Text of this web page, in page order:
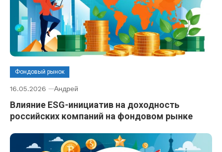
Фондовый рынок
16.05.2026 Андрей
Влияние ESG-инициатив на доходность
российских компаний на фондовом рынке